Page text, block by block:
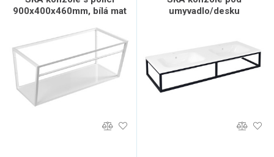
900x400x460mm, bílá mat
umyvadlo/desku